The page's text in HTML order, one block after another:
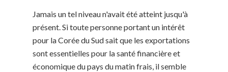
Jamais un tel niveau n'avait été atteint jusqu'à
présent. Si toute personne portant un intérêt
pour la Corée du Sud sait que les exportations
sont essentielles pour la santé financière et
économique du pays du matin frais, il semble